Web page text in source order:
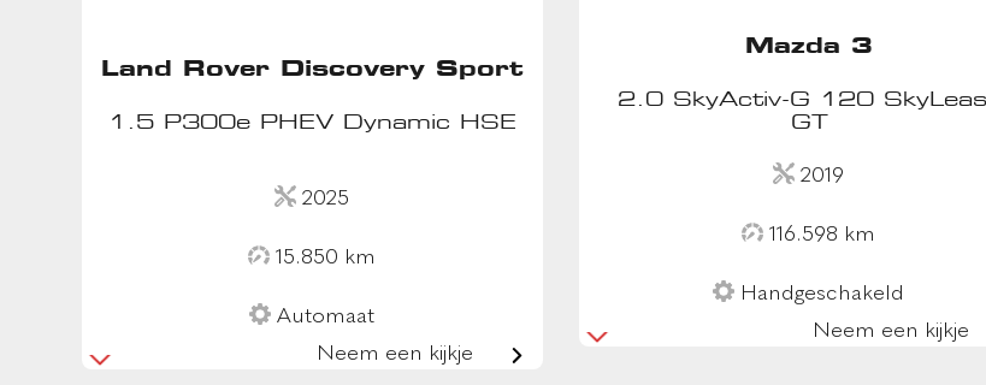
Land Rover Discovery Sport
1.5 P300e PHEV Dynamic HSE
2025
15.850 km
Automaat
Neem een kijkje
Mazda 3
2.0 SkyActiv-G 120
GT
2019
116.598 km
Handgeschakeld
Neem een kijkje